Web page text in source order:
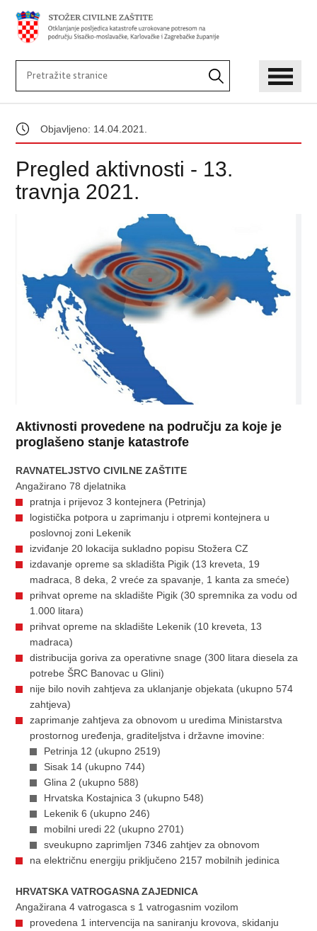
Objavljeno: 14.04.2021.
Pregled aktivnosti - 13.
travnja 2021.
Aktivnosti provedene na području za koje je
proglašeno stanje katastrofe
RAVNATELJSTVO CIVILNE ZAŠTITE
Angažirano 78 djelatnika
pratnja i prijevoz 3 kontejnera (Petrinja)
logistička potpora u zaprimanju i otpremi kontejnera u
poslovnoj zoni Lekenik
izviđanje 20 lokacija sukladno popisu Stožera CZ
izdavanje opreme sa skladišta Pigik (13 kreveta, 19
madraca, 8 deka, 2 vreće za spavanje, 1 kanta za smeće)
prihvat opreme na skladište Pigik (30 spremnika za vodu od
1.000 litara)
prihvat opreme na skladište Lekenik (10 kreveta, 13
madraca)
distribucija goriva za operativne snage (300 litara diesela za
potrebe ŠRC Banovac u Glini)
nije bilo novih zahtjeva za uklanjanje objekata (ukupno 574
zahtjeva)
zaprimanje zahtjeva za obnovom u uredima Ministarstva
prostornog uređenja, graditeljstva i državne imovine:
Petrinja 12 (ukupno 2519)
Sisak 14 (ukupno 744)
Glina 2 (ukupno 588)
Hrvatska Kostajnica 3 (ukupno 548)
Lekenik 6 (ukupno 246)
mobilni uredi 22 (ukupno 2701)
sveukupno zaprimljen 7346 zahtjev za obnovom
na električnu energiju priključeno 2157 mobilnih jedinica
HRVATSKA VATROGASNA ZAJEDNICA
Angažirana 4 vatrogasca s 1 vatrogasnim vozilom
provedena 1 intervencija na saniranju krovova, skidanju